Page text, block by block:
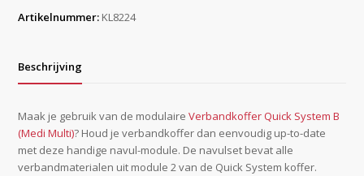
Artikelnummer: KL8224
Beschrijving
Maak je gebruik van de modulaireVerbandkoffer Quick System B
(Medi Multi)? Houd je verbandkoffer dan eenvoudig up-to-date
met deze handige navul-module. De navulset bevat alle
verbandmaterialen uit module 2 van de Quick System koffer.